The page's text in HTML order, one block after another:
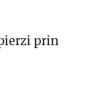
prin